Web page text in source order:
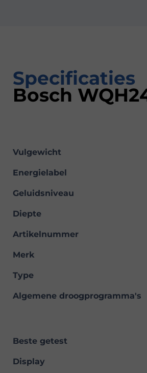
Specificaties
Bosch
Vulgewicht
Energielabel
Geluidsniveau
Diepte
Artikelnummer
Merk
Type
Algemene droogprogramma's
Beste getest
Display